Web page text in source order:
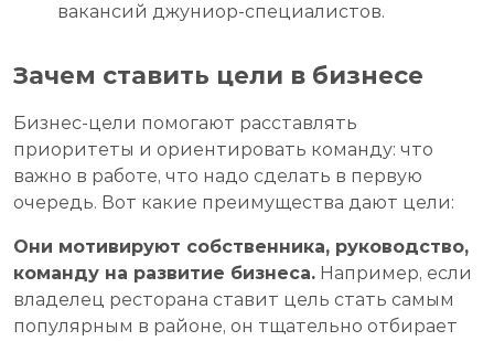
вакансий джуниор-специалистов.
Зачем ставить цели в бизнесе
Бизнес-цели помогают расставлять
приоритеты и ориентировать команду: что
важно в работе, что надо сделать в первую
очередь. Вот какие преимущества дают цели:
Они мотивируют собственника, руководство,
команду на развитие бизнеса. Например, если
владелец ресторана ставит цель стать самым
популярным в районе, он тщательно отбирает